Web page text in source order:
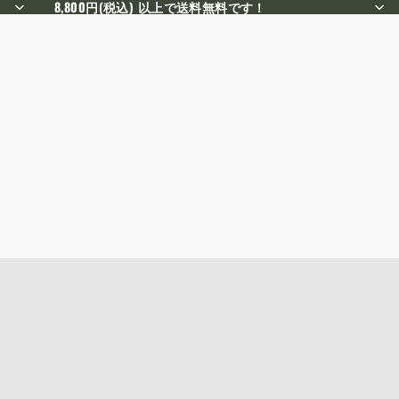
8,800円(税込) 以上で送料無料です！